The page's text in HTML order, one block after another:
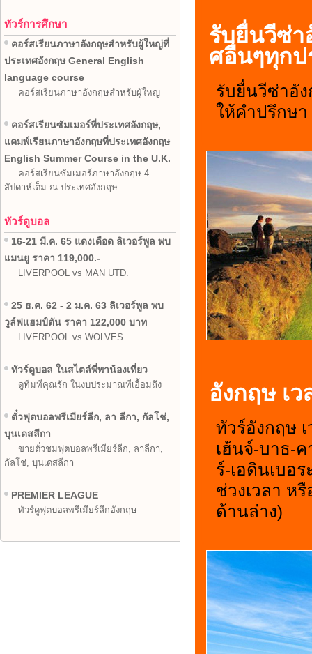
ทัวร์การศึกษา
คอร์สเรียนภาษาอังกฤษสำหรับผู้ใหญ่ที่
ประเทศอังกฤษ General English
language course
คอร์สเรียนภาษาอังกฤษสำหรับผู้ใหญ่
คอร์สเรียนซัมเมอร์ที่ประเทศอังกฤษ,
แคมพ์เรียนภาษาอังกฤษที่ประเทศอังกฤษ
English Summer Course in the U.K.
คอร์สเรียนซัมเมอร์ภาษาอังกฤษ 4
สัปดาห์เต็ม ณ ประเทศอังกฤษ
ทัวร์ดูบอล
16-21 มี.ค. 65 แดงเดือด ลิเวอร์พูล พบ
แมนยู ราคา 119,000.-
LIVERPOOL vs MAN UTD.
25 ธ.ค. 62 - 2 ม.ค. 63 ลิเวอร์พูล พบ
วูล์ฟแฮมป์ตัน ราคา 122,000 บาท
LIVERPOOL vs WOLVES
ทัวร์ดูบอล ในสไตล์พี่พาน้องเที่ยว
ดูทีมที่คุณรัก ในงบประมาณที่เอื้อมถึง
ตั๋วฟุตบอลพรีเมียร์ลีก, ลา ลีกา, กัลโช่,
บุนเดสลีกา
ขายตั๋วชมฟุตบอลพรีเมียร์ลีก, ลาลีกา,
กัลโช่, บุนเดสลีกา
PREMIER LEAGUE
ทัวร์ดูฟุตบอลพรีเมียร์ลีกอังกฤษ
รับยื่นวีซ่า
ศอื่นๆทุกป
รับยื่นวีซ่าอัง
ให้คำปรึกษ
อังกฤษ เ
ทัวร์อังกฤษ
เฮ้นจ์-บาธ-
ร์-เอดินเบอ
ช่วงเวลา ห
ด้านล่าง)